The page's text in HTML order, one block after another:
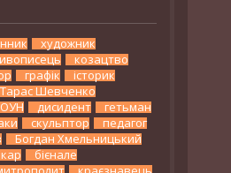
художник
козацтво
графік
історик
Тарас Шевченко
ОУН дисидент
гетьман
скульптор
педагог
Богдан Хмельницький
бієнале